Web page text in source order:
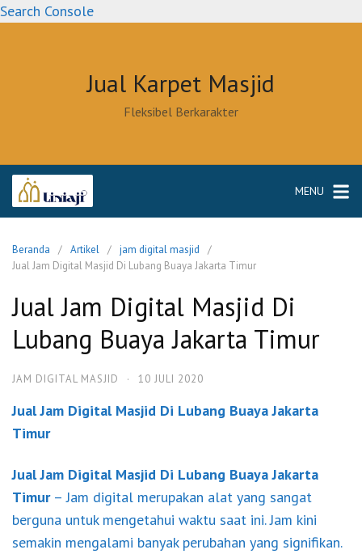
Search ConsoleLangsung
Jual Karpet Masjid
Fleksibel Berkarakter
MENU
Beranda Artikel
jam digital masjid
Jual Jam Digital Masjid Di Lubang Buaya Jakarta Timur
Jual Jam Digital Masjid Di
Lubang Buaya Jakarta Timur
JAM DIGITAL MASJID · 10 JULI 2020
Jual Jam Digital Masjid Di Lubang Buaya Jakarta
Timur
Jual Jam Digital Masjid Di Lubang Buaya Jakarta
Timur– Jam digital merupakan alat yang sangat
berguna untuk mengetahui waktu saat ini. Jam kini
semakin mengalami banyak perubahan yang signifikan.